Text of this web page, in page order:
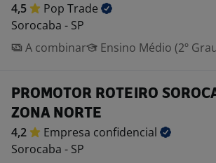
4,5 Pop Trade
Sorocaba - SP
A combinar
Ensino Médio (2º
PROMOTOR ROTEIRO
ZONA NORTE
4,2 Empresa confidencial
Sorocaba - SP